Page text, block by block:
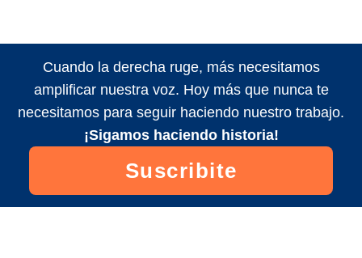
Cuando la derecha ruge, más necesitamos
amplificar nuestra voz. Hoy más que nunca te
necesitamos para seguir haciendo nuestro trabajo.
¡Sigamos haciendo historia!
Suscribite